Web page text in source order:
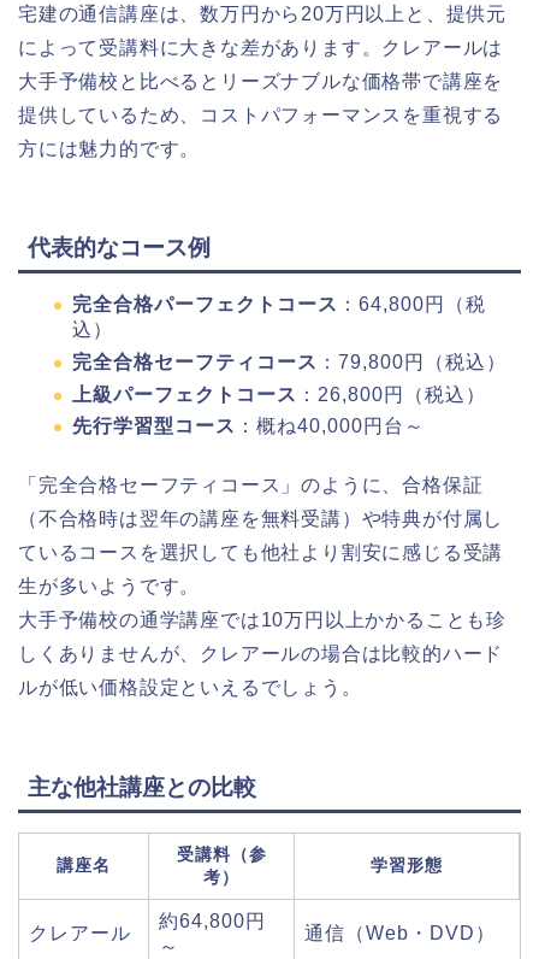
宅建の通信講座は、数万円から20万円以上と、提供元
によって受講料に大きな差があります。クレアールは
大手予備校と比べるとリーズナブルな価格帯で講座を
提供しているため、コストパフォーマンスを重視する
方には魅力的です。
代表的なコース例
完全合格パーフェクトコース ：64,800円（税
込）
完全合格セーフティコース ：79,800円（税込）
上級パーフェクトコース ：26,800円（税込）
先行学習型コース ：概ね40,000円台～
「完全合格セーフティコース」のように、合格保証
（不合格時は翌年の講座を無料受講）や特典が付属し
ているコースを選択しても他社より割安に感じる受講
生が多いようです。
大手予備校の通学講座では10万円以上かかることも珍
しくありませんが、クレアールの場合は比較的ハード
ルが低い価格設定といえるでしょう。
主な他社講座との比較
講座名
受講料（参
考）
学習形態
クレアール
約64,800円
～
通信（Web・DVD）